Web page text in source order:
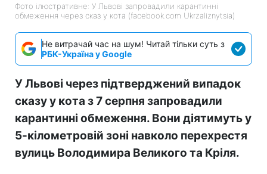
Фото ілюстративне: У Львові запровадили карантинні
обмеження через сказ у кота (facebook.com Ukrzaliznytsia)
Не витрачай час на шум! Читай тільки суть з
РБК-Україна у Google
У Львові через підтверджений випадок
сказу у кота з 7 серпня запровадили
карантинні обмеження. Вони діятимуть у
5-кілометровій зоні навколо перехрестя
вулиць Володимира Великого та Кріля.